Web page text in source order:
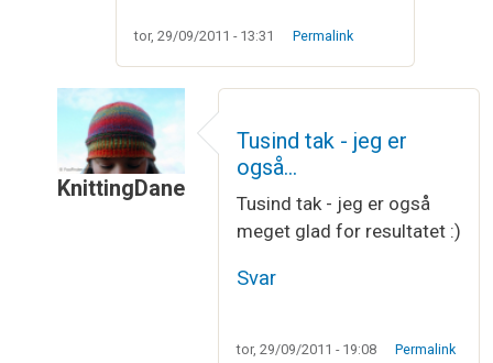
tor, 29/09/2011 - 13:31 Permalink
KnittingDane
Helene
Tusind tak - jeg er
også…
Tusind tak - jeg er også
meget glad for resultatet :)
Svar
tor, 29/09/2011 - 19:08 Permalink